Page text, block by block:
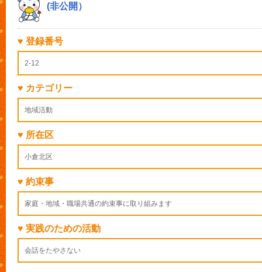
(非公開）
♥ 登録番号
2-12
♥ カテゴリー
地域活動
♥ 所在区
小倉北区
♥ 約束事
家庭・地域・職場共通の約束事に取り組みます
♥ 実践のための活動
会話をたやさない